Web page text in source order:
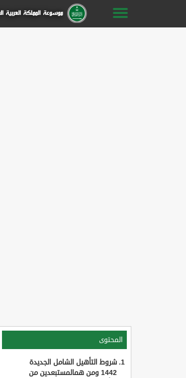
المحتوى
شروط التأهيل الشامل الجديدة
1442 ومن همالمستبعدين من